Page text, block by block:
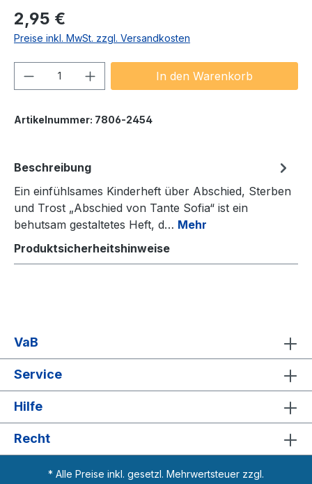
Regulärer Preis:
2,95 €
Preise inkl. MwSt. zzgl. Versandkosten
Produkt Anzahl: Gib denIn den Warenkorb
Artikelnummer: 7806-2454
Beschreibung
Ein einfühlsames Kinderheft über Abschied, Sterben
und Trost „Abschied von Tante Sofia“ ist ein
behutsam gestaltetes Heft, d… Mehr
Produktsicherheitshinweise
VaB
Service
Hilfe
Recht
* Alle Preise inkl. gesetzl. Mehrwertsteuer zzgl.